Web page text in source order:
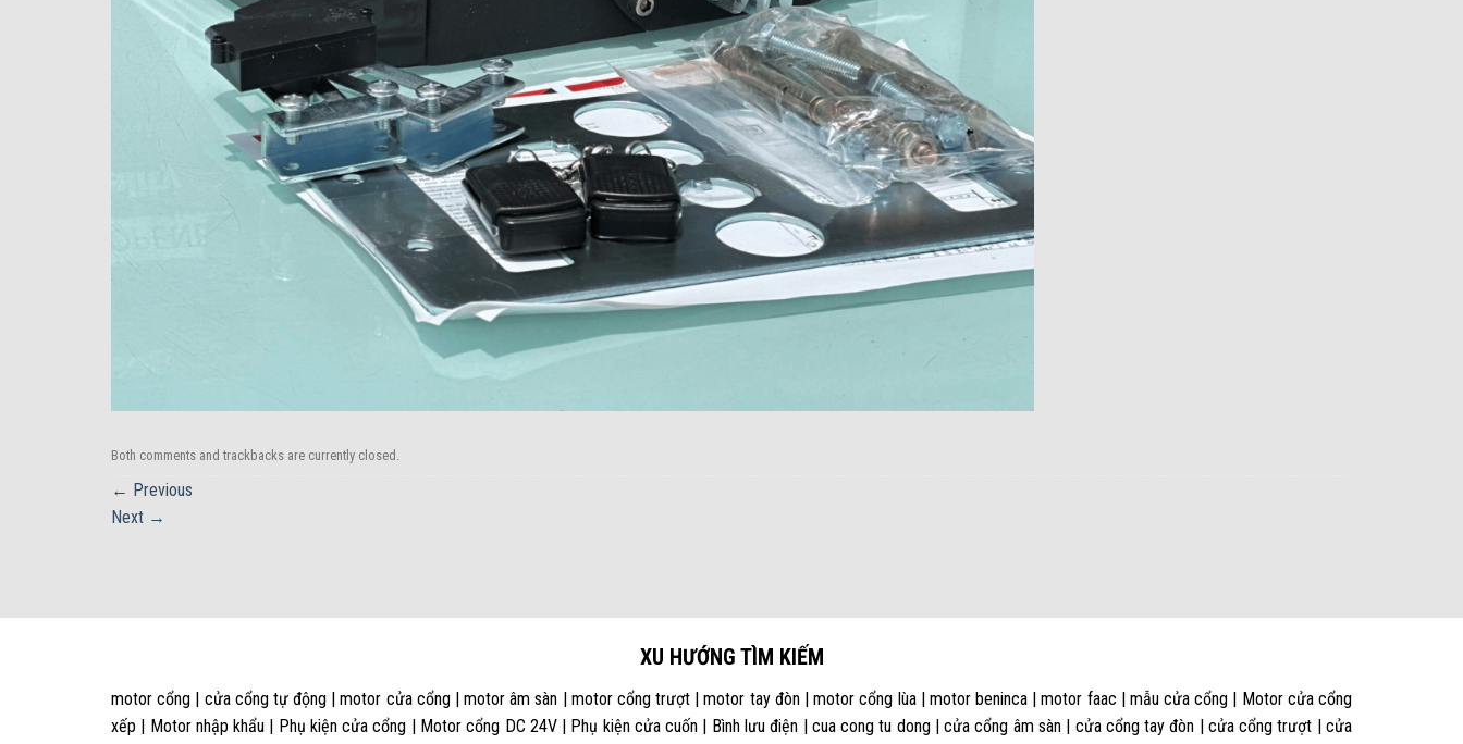
Both comments and trackbacks are currently closed.
← Previous
Next →
XU HƯỚNG TÌM KIẾM
motor cổng | cửa cổng tự động | motor cửa cổng | motor âm sàn | motor cổng trượt | motor tay đòn | motor cổng lùa | motor beninca | motor faac | mẫu cửa cổng | Motor cửa cổng
xếp | Motor nhập khẩu | Phụ kiện cửa cổng | Motor cổng DC 24V | Phụ kiện cửa cuốn | Bình lưu điện | cua cong tu dong | cửa cổng âm sàn | cửa cổng tay đòn | cửa cổng trượt | cửa